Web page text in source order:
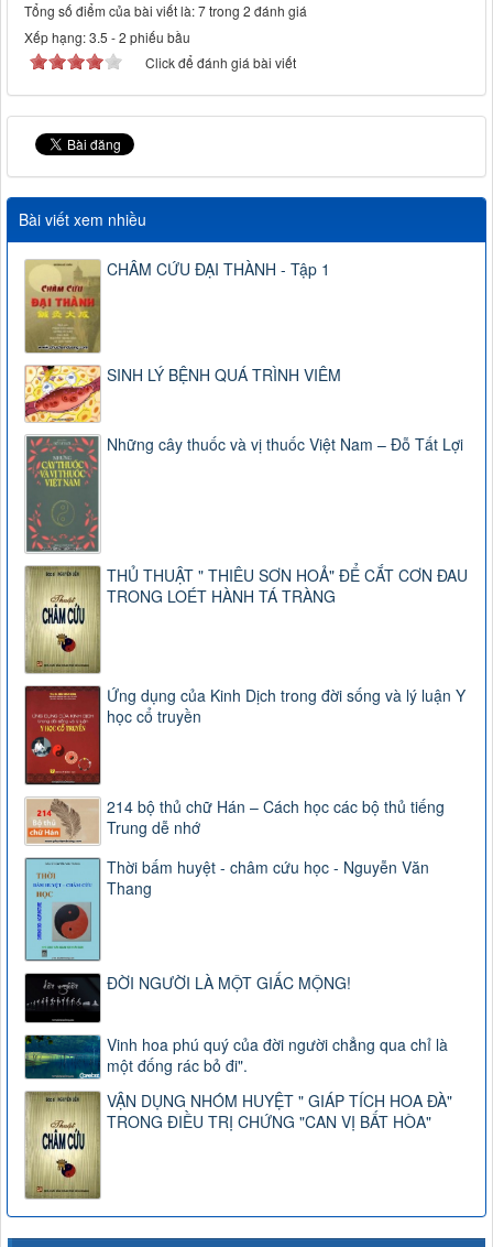
Tổng số điểm của bài viết là: 7 trong 2 đánh giá
Xếp hạng:3.5 -2 phiếu bầu
Click để đánh giá bài viết
Bài viết xem nhiều
CHÂM CỨU ĐẠI THÀNH - Tập 1
SINH LÝ BỆNH QUÁ TRÌNH VIÊM
Những cây thuốc và vị thuốc Việt Nam – Đỗ Tất Lợi
THỦ THUẬT " THIÊU SƠN HOẢ" ĐỂ CẮT CƠN ĐAU
TRONG LOÉT HÀNH TÁ TRÀNG
Ứng dụng của Kinh Dịch trong đời sống và lý luận Y
học cổ truyền
214 bộ thủ chữ Hán – Cách học các bộ thủ tiếng
Trung dễ nhớ
Thời bấm huyệt - châm cứu học - Nguyễn Văn
Thang
ĐỜI NGƯỜI LÀ MỘT GIẤC MỘNG!
Vinh hoa phú quý của đời người chẳng qua chỉ là
một đống rác bỏ đi".
VẬN DỤNG NHÓM HUYỆT " GIÁP TÍCH HOA ĐÀ"
TRONG ĐIỀU TRỊ CHỨNG "CAN VỊ BẤT HÒA"